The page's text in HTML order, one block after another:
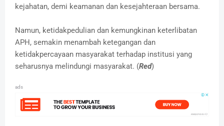
kejahatan, demi keamanan dan kesejahteraan bersama.
Namun, ketidakpedulian dan kemungkinan keterlibatan
APH, semakin menambah ketegangan dan
ketidakpercayaan masyarakat terhadap institusi yang
seharusnya melindungi masyarakat. (Red)
ads